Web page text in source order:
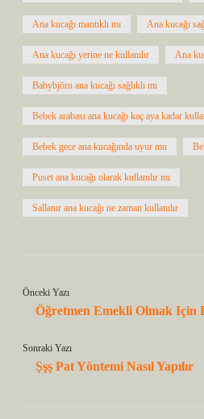
Ana kucağı mantıklı mı Ana kucağı
Ana kucağı yerine ne kullanılır Ana
Babybjörn ana kucağı sağlıklı mı
Bebek arabası ana kucağı kaç aya kadar
Bebek gece ana kucağında uyur mu
Puset ana kucağı olarak kullanılır mı
Sallanır ana kucağı ne zaman kullanılır
Önceki Yazı
Öğretmen Emekli Olmak Için
Sonraki Yazı
Şşş Pat Yöntemi Nasıl Yapılır